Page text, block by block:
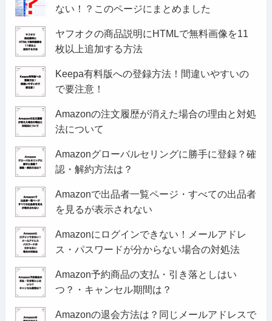
ない！？このページにまとめました
ヤフオクの商品説明にHTMLで無料画像を11
枚以上追加する方法
Keepa有料版への登録方法！間違いやすいの
で要注意！
Amazonの注文履歴が消えた場合の理由と対処
法について
Amazonグローバルセリングに勝手に登録？確
認・解約方法は？
Amazonで出品者一覧ページ・すべての出品者
を見るが表示されない
Amazonにログインできない！メールアドレ
ス・パスワードが分からない場合の対処法
Amazon予約商品の支払・引き落としはい
つ？・キャンセル期間は？
Amazonの退会方法は？同じメールアドレスで